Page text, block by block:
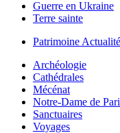
Guerre en Ukraine
Terre sainte
Patrimoine
Archéologie
Cathédrales
Mécénat
Notre-Dame de
Sanctuaires
Voyages